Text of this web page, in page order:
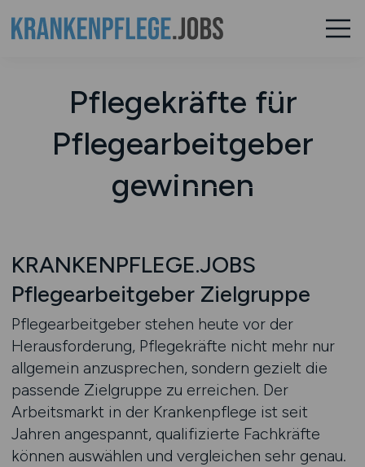
Pflegekräfte für
Pflegearbeitgeber
gewinnen
KRANKENPFLEGE.JOBS
Pflegearbeitgeber Zielgruppe
Pflegearbeitgeber stehen heute vor der
Herausforderung, Pflegekräfte nicht mehr nur
allgemein anzusprechen, sondern gezielt die
passende Zielgruppe zu erreichen. Der
Arbeitsmarkt in der Krankenpflege ist seit
Jahren angespannt, qualifizierte Fachkräfte
können auswählen und vergleichen sehr genau.